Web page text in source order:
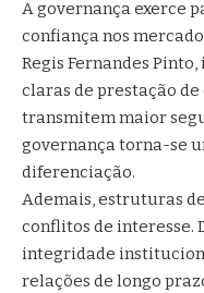
A governança exerce
confiança nos
Regis Fernandes
claras de prestação de
transmitem maior
governança torna-se
diferenciação.
Ademais, estruturas
conflitos de interesse.
integridade
relações de longo